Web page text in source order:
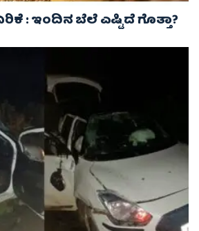
: ಇಂದಿನ ಬೆಲೆ ಎಷ್ಟಿದೆ ಗೊತ್ತಾ?